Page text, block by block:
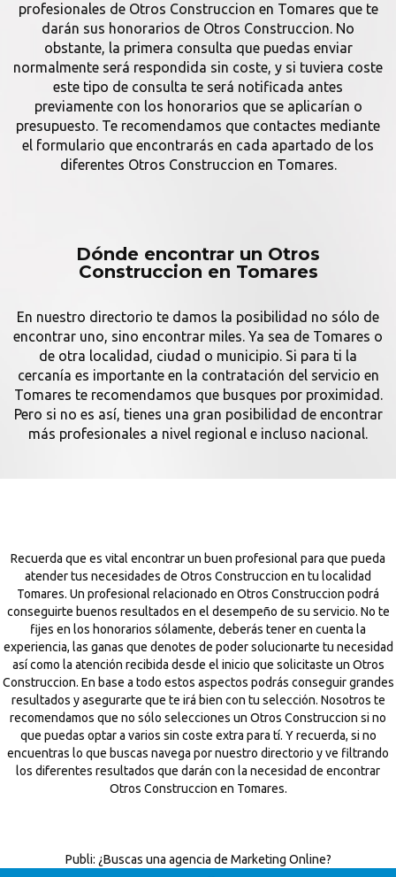
profesionales de Otros Construccion en Tomares que te
darán sus honorarios de Otros Construccion. No
obstante, la primera consulta que puedas enviar
normalmente será respondida sin coste, y si tuviera coste
este tipo de consulta te será notificada antes
previamente con los honorarios que se aplicarían o
presupuesto. Te recomendamos que contactes mediante
el formulario que encontrarás en cada apartado de los
diferentes Otros Construccion en Tomares.
Dónde encontrar un Otros
Construccion en Tomares
En nuestro directorio te damos la posibilidad no sólo de
encontrar uno, sino encontrar miles. Ya sea de Tomares o
de otra localidad, ciudad o municipio. Si para ti la
cercanía es importante en la contratación del servicio en
Tomares te recomendamos que busques por proximidad.
Pero si no es así, tienes una gran posibilidad de encontrar
más profesionales a nivel regional e incluso nacional.
Recuerda que es vital encontrar un buen profesional para que pueda
atender tus necesidades de Otros Construccion en tu localidad
Tomares. Un profesional relacionado en Otros Construccion podrá
conseguirte buenos resultados en el desempeño de su servicio. No te
fijes en los honorarios sólamente, deberás tener en cuenta la
experiencia, las ganas que denotes de poder solucionarte tu necesidad
así como la atención recibida desde el inicio que solicitaste un Otros
Construccion. En base a todo estos aspectos podrás conseguir grandes
resultados y asegurarte que te irá bien con tu selección. Nosotros te
recomendamos que no sólo selecciones un Otros Construccion si no
que puedas optar a varios sin coste extra para tí. Y recuerda, si no
encuentras lo que buscas navega por nuestro directorio y ve filtrando
los diferentes resultados que darán con la necesidad de encontrar
Otros Construccion en Tomares.
Publi: ¿Buscas una agencia de Marketing Online?